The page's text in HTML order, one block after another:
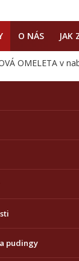
O NÁS JAK
OMELETA v
pudingy